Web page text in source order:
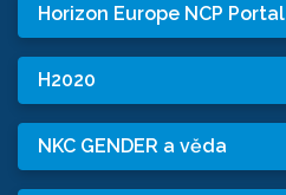
Horizon Europe NCP Portal
H2020
NKC GENDER a věda